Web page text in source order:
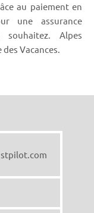
au paiement en
une assurance
Alpes
Vacances.